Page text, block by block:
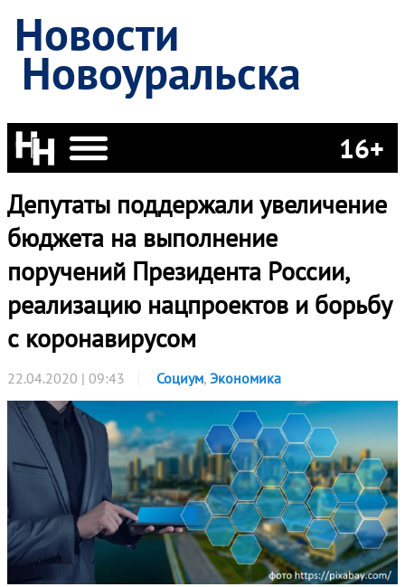
Новости
Новоуральска
16+
Депутаты поддержали увеличение
бюджета на выполнение
поручений Президента России,
реализацию нацпроектов и борьбу
с коронавирусом
22.04.2020 | 09:43 Социум, Экономика